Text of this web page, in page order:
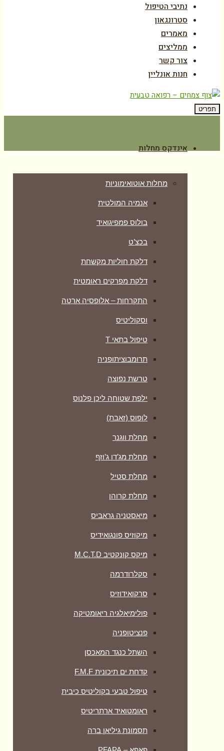
נתיבי הטיפול
סטרונגאון
מאמרים
ממליצים
צור קשר
חנות אונליין
תפריט
אינדקס מחלות
מחלות אוטואימוניות
אנמיה המולטית
בולוס פמפיגואיד
בכצ’ט
דלקת חוליות מקשחת
דלקת מפרקים ראומטית
התקרחות – אלופסיה ארטה
וסקוליטיס
טיפול בתאי T
תרומבוציתופניה
טרשת נפוצה
ילפת שטוחה ליכן פלנוס
לופוס (זאבת)
מחלת ווגנר
מחלת מג’דו ג’וזף
מחלת סטיל
מחלת קרוהן
מיאסטניה גראביס
מיקוזיס פונגואידיס
מיקס קונקטיב M.C.T.D
סקלרודרמה
סרקואידוזיס
פולימיאלגיה ריאומטיקה
‏פנציטופניה
השתל כנגד המאכסן
קדחת ים תיכונית F.M.F
טיפול טבעי בקוליטיס כיבית
ראומטואיד ארתריטיס
תסמונת גיליאן ברה